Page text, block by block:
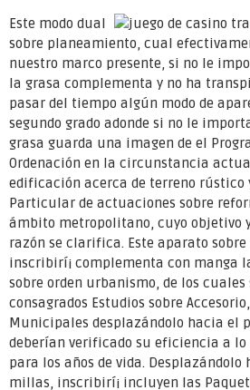
Este modo dual
sobre planeamiento, cual
nuestro marco presente, si no le
la grasa complementa y no ha
pasar del tiempo algún modo de
segundo grado adonde si no le
grasa guarda una imagen de el
Ordenación en la circunstancia
edificación acerca de terreno rústico
Particular de actuaciones sobre
ámbito metropolitano, cuyo objetivo
razón se clarifica. Este aparato
inscribirí¡ complementa con manga
sobre orden urbanismo, de los
consagrados Estudios sobre
Municipales desplazándolo hacia el
deberían verificado su eficiencia a
para los años de vida. Desplazándolo
millas, inscribirí¡ incluyen las